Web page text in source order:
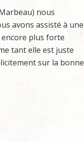
nous
avons assisté à une
encore plus forte
tant elle est juste
sur la bonne